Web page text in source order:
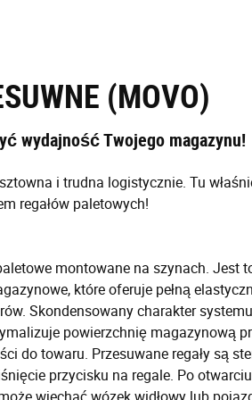
(MOVO)
wydajność Twojego magazynu!
i trudna logistycznie. Tu
regałów paletowych!
montowane na szynach. Jest
które oferuje pełną
Skondensowany charakter
powierzchnię magazynową
do towaru. Przesuwane regały są
przycisku na regale. Po otwarciu